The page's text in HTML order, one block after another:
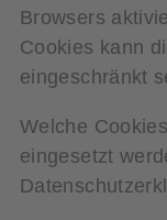
Browsers
Cookies kann
eingeschränkt
Welche
eingesetzt